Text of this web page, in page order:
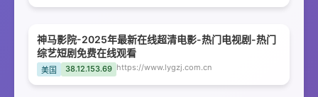
神马影院-2025年最新在线超清电影-热门电视剧-热门
综艺短剧免费在线观看
美国 38.12.153.69 https://www.lygzj.com.cn